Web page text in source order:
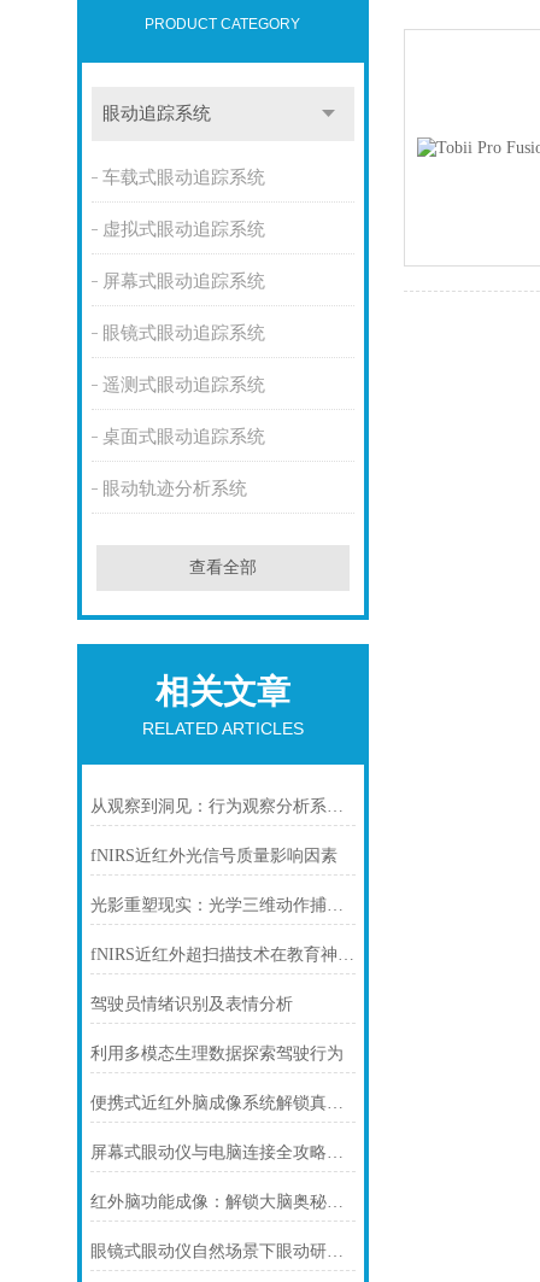
PRODUCT CATEGORY
眼动追踪系统
车载式眼动追踪系统
虚拟式眼动追踪系统
屏幕式眼动追踪系统
眼镜式眼动追踪系统
遥测式眼动追踪系统
桌面式眼动追踪系统
眼动轨迹分析系统
查看全部
相关文章
RELATED ARTICLES
从观察到洞见：行为观察分析系统如何重塑认知科学研究
fNIRS近红外光信号质量影响因素
光影重塑现实：光学三维动作捕捉系统的技术演进与未来图景
fNIRS近红外超扫描技术在教育神经科学中的研究
驾驶员情绪识别及表情分析
利用多模态生理数据探索驾驶行为
便携式近红外脑成像系统解锁真实场景下的脑科学密码
屏幕式眼动仪与电脑连接全攻略：从硬件对接到达人操作
红外脑功能成像：解锁大脑奥秘的“透视镜”
眼镜式眼动仪自然场景下眼动研究的革新工具